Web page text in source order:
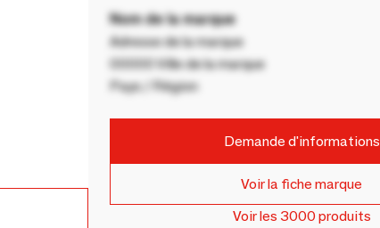
Nom de la marque
Adresse de la marque
00000 Ville de la marque
Pays / Région
Demande d'informations
Voir la fiche marque
Voir les 3000 produits